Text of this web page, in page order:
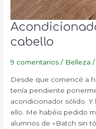
cabello
9 comentarios / Belleza
Desde que comencé a
tenía pendiente
acondicionador sólido.
ello. Me habéis pedido
alumnos de «Batch sin